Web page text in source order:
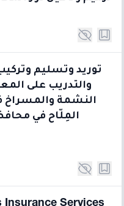
توريد وتسليم
والتدريب على
النشمة
المِلّاح في
Insurance Services